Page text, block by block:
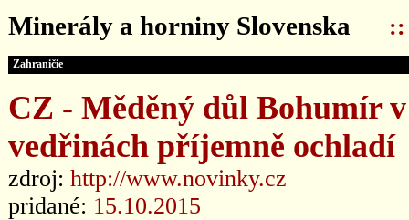
Minerály a horniny Slovenska ::
Zahraničie
CZ - Měděný důl Bohumír
vedřinách příjemně ochladí
zdroj: http://www.novinky.cz
pridané: 15.10.2015